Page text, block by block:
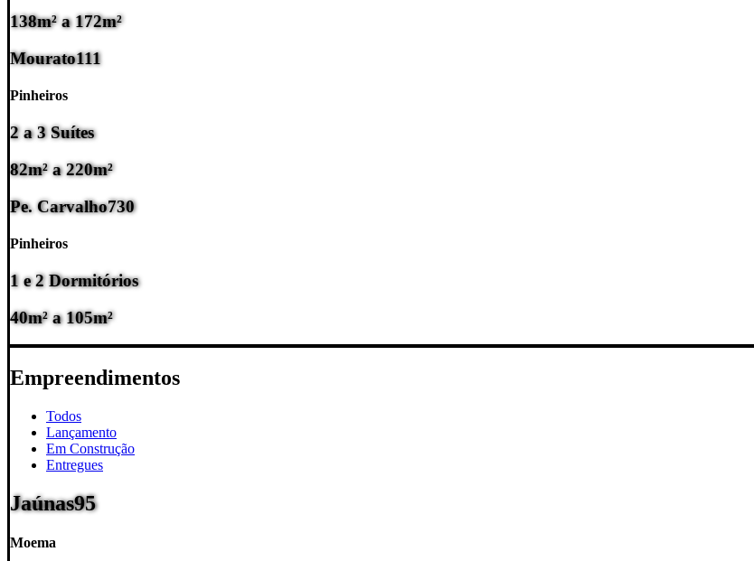
138m² a 172m²
Mourato111
Pinheiros
2 a 3 Suítes
82m² a 220m²
Pe. Carvalho730
Pinheiros
1 e 2 Dormitórios
40m² a 105m²
Empreendimentos
Todos
Lançamento
Em Construção
Entregues
Jaúnas95
Moema